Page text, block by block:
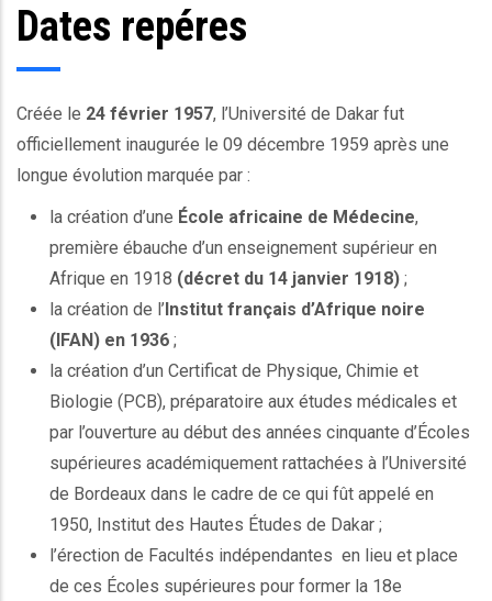
Dates repéres
Créée le 24 février 1957, l’Université de Dakar fut
officiellement inaugurée le 09 décembre 1959 après une
longue évolution marquée par :
la création d’une École africaine de Médecine,
première ébauche d’un enseignement supérieur en
Afrique en 1918 (décret du 14 janvier 1918) ;
la création de l’Institut français d’Afrique noire
(IFAN) en 1936 ;
la création d’un Certificat de Physique, Chimie et
Biologie (PCB), préparatoire aux études médicales et
par l’ouverture au début des années cinquante d’Écoles
supérieures académiquement rattachées à l’Université
de Bordeaux dans le cadre de ce qui fût appelé en
1950, Institut des Hautes Études de Dakar ;
l’érection de Facultés indépendantes en lieu et place
de ces Écoles supérieures pour former la 18e